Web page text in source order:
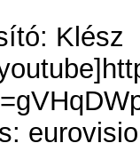
Klész